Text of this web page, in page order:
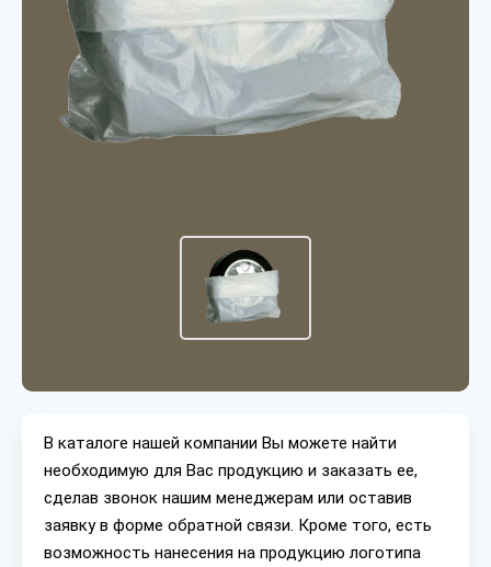
В каталоге нашей компании Вы можете найти
необходимую для Вас продукцию и заказать ее,
сделав звонок нашим менеджерам или оставив
заявку в форме обратной связи. Кроме того, есть
возможность нанесения на продукцию логотипа